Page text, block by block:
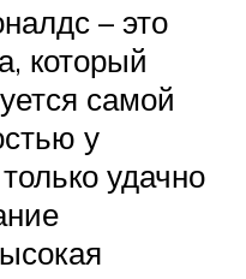
– это
который
самой
у
удачно